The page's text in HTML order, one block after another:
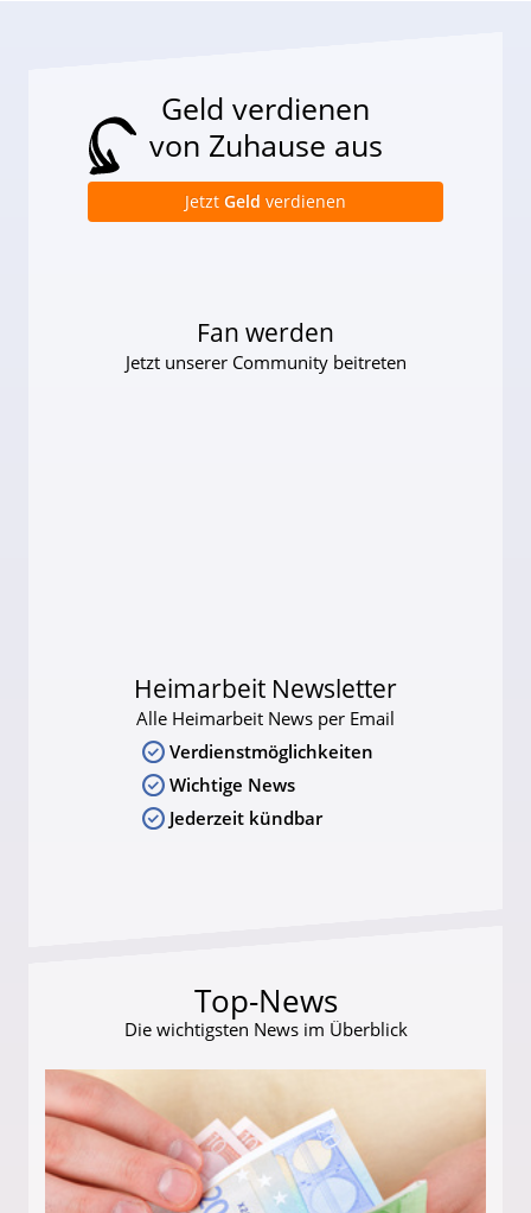
Geld verdienen
von Zuhause aus
Jetzt Geld verdienen
Fan werden
Jetzt unserer Community beitreten
Heimarbeit Newsletter
Alle Heimarbeit News per Email
Verdienstmöglichkeiten
Wichtige News
Jederzeit kündbar
Top-News
Die wichtigsten News im Überblick